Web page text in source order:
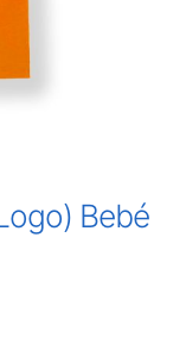
Bebé